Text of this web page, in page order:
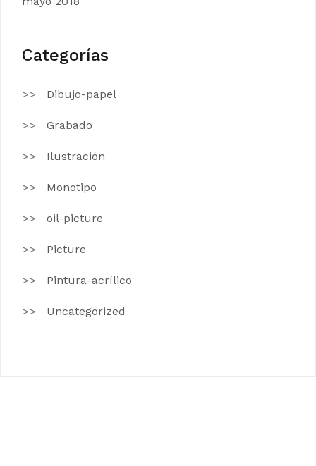
Categorías
Dibujo-papel
Grabado
Ilustración
Monotipo
oil-picture
Picture
Pintura-acrílico
Uncategorized